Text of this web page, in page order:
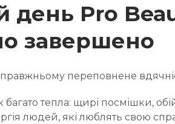
Pro
завершено
переповнене
багато тепла: щирі посмішки,
людей, які люблять свою